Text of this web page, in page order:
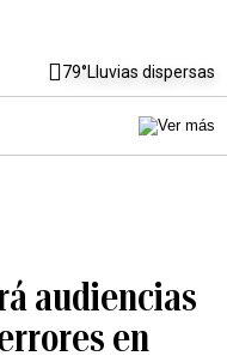
79°Lluvias dispersas
audiencias
en